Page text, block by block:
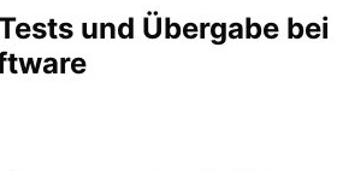
und Übergabe bei